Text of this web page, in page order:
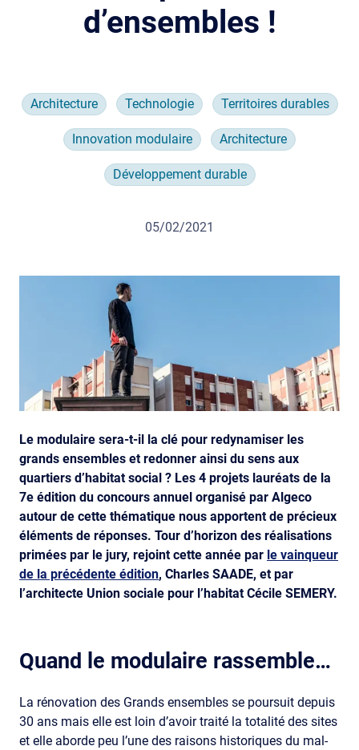
d’ensembles !
Architecture Technologie Territoires durables
Innovation modulaire Architecture
Développement durable
05/02/2021
Le modulaire sera-t-il la clé pour redynamiser les
grands ensembles et redonner ainsi du sens aux
quartiers d’habitat social ? Les 4 projets lauréats de la
7e édition du concours annuel organisé par Algeco
autour de cette thématique nous apportent de précieux
éléments de réponses. Tour d’horizon des réalisations
primées par le jury, rejoint cette année par le vainqueur
de la précédente édition, Charles SAADE, et par
l’architecte Union sociale pour l’habitat Cécile SEMERY.
Quand le modulaire rassemble…
La rénovation des Grands ensembles se poursuit depuis
30 ans mais elle est loin d’avoir traité la totalité des sites
et elle aborde peu l’une des raisons historiques du mal-